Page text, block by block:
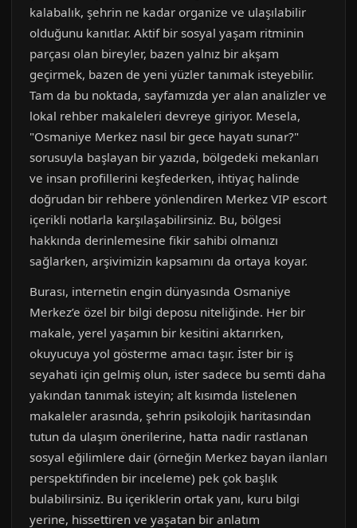
kalabalık, şehrin ne kadar organize ve ulaşılabilir
olduğunu kanıtlar. Aktif bir sosyal yaşam ritminin
parçası olan bireyler, bazen yalnız bir akşam
geçirmek, bazen de yeni yüzler tanımak isteyebilir.
Tam da bu noktada, sayfamızda yer alan analizler ve
lokal rehber makaleleri devreye giriyor. Mesela,
"Osmaniye Merkez nasıl bir gece hayatı sunar?"
sorusuyla başlayan bir yazıda, bölgedeki mekanları
ve insan profillerini keşfederken, ihtiyaç halinde
doğrudan bir rehbere yönlendiren Merkez VIP escort
içerikli notlarla karşılaşabilirsiniz. Bu, bölgesi
hakkında derinlemesine fikir sahibi olmanızı
sağlarken, arşivimizin kapsamını da ortaya koyar.
Burası, internetin engin dünyasında Osmaniye
Merkez’e özel bir bilgi deposu niteliğinde. Her bir
makale, yerel yaşamın bir kesitini aktarırken,
okuyucuya yol gösterme amacı taşır. İster bir iş
seyahati için gelmiş olun, ister sadece bu semti daha
yakından tanımak isteyin; alt kısımda listelenen
makaleler arasında, şehrin psikolojik haritasından
tutun da ulaşım önerilerine, hatta nadir rastlanan
sosyal eğilimlere dair (örneğin Merkez bayan ilanları
perspektifinden bir inceleme) pek çok başlık
bulabilirsiniz. Bu içeriklerin ortak yanı, kuru bilgi
yerine, hissettiren ve yaşatan bir anlatım